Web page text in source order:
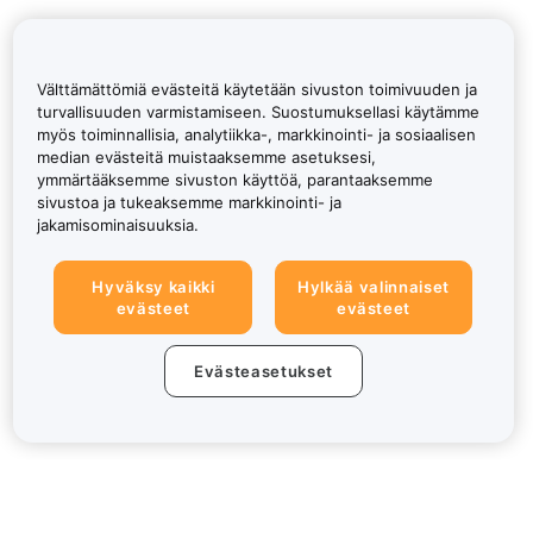
Välttämättömiä evästeitä käytetään sivuston toimivuuden ja
turvallisuuden varmistamiseen. Suostumuksellasi käytämme
myös toiminnallisia, analytiikka-, markkinointi- ja sosiaalisen
median evästeitä muistaaksemme asetuksesi,
ymmärtääksemme sivuston käyttöä, parantaaksemme
sivustoa ja tukeaksemme markkinointi- ja
jakamisominaisuuksia.
Hyväksy kaikki
evästeet
Hylkää valinnaiset
evästeet
Evästeasetukset